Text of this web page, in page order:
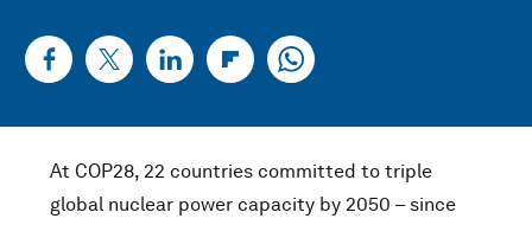
At COP28, 22 countries committed to triple
global nuclear power capacity by 2050 – since